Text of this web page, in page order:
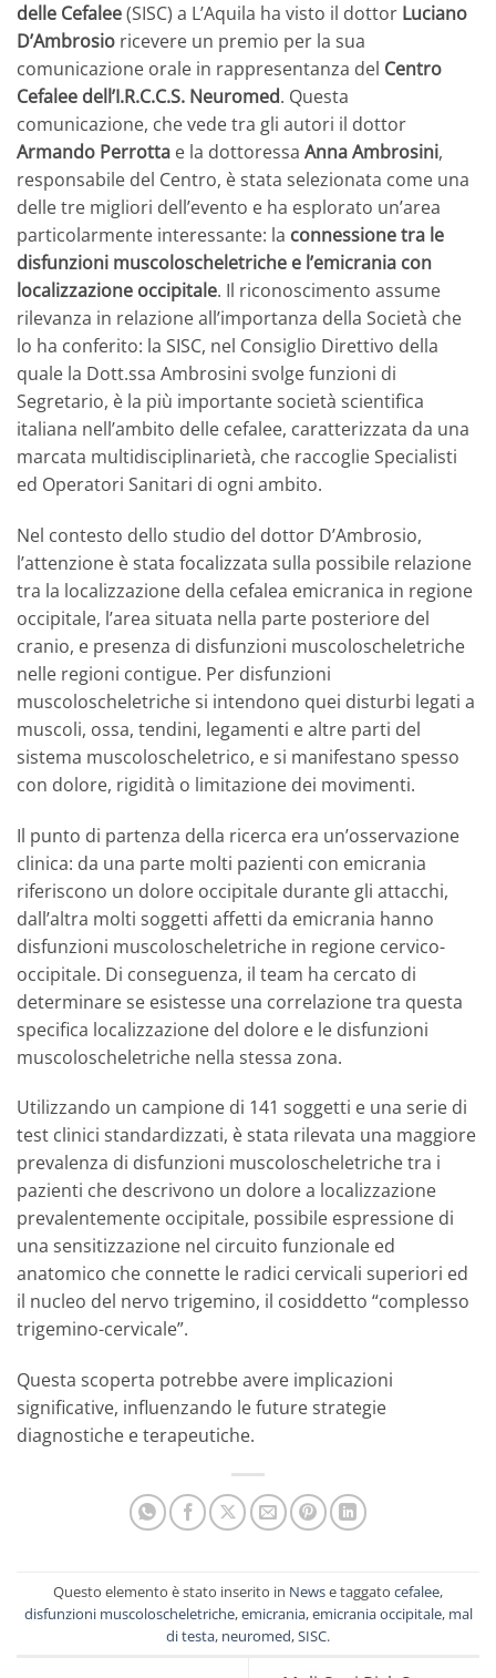
delle Cefalee(SISC) a L’Aquila ha visto il dottor Luciano
D’Ambrosio ricevere un premio per la sua
comunicazione orale in rappresentanza del Centro
Cefalee dell’I.R.C.C.S. Neuromed. Questa
comunicazione, che vede tra gli autori il dottor
Armando Perrotta e la dottoressa Anna Ambrosini,
responsabile del Centro, è stata selezionata come una
delle tre migliori dell’evento e ha esplorato un’area
particolarmente interessante: la connessione tra le
disfunzioni muscoloscheletriche e l’emicrania con
localizzazione occipitale. Il riconoscimento assume
rilevanza in relazione all’importanza della Società che
lo ha conferito: la SISC, nel Consiglio Direttivo della
quale la Dott.ssa Ambrosini svolge funzioni di
Segretario, è la più importante società scientifica
italiana nell’ambito delle cefalee, caratterizzata da una
marcata multidisciplinarietà, che raccoglie Specialisti
ed Operatori Sanitari di ogni ambito.
Nel contesto dello studio del dottor D’Ambrosio,
l’attenzione è stata focalizzata sulla possibile relazione
tra la localizzazione della cefalea emicranica in regione
occipitale, l’area situata nella parte posteriore del
cranio, e presenza di disfunzioni muscoloscheletriche
nelle regioni contigue. Per disfunzioni
muscoloscheletriche si intendono quei disturbi legati a
muscoli, ossa, tendini, legamenti e altre parti del
sistema muscoloscheletrico, e si manifestano spesso
con dolore, rigidità o limitazione dei movimenti.
Il punto di partenza della ricerca era un’osservazione
clinica: da una parte molti pazienti con emicrania
riferiscono un dolore occipitale durante gli attacchi,
dall’altra molti soggetti affetti da emicrania hanno
disfunzioni muscoloscheletriche in regione cervico-
occipitale. Di conseguenza, il team ha cercato di
determinare se esistesse una correlazione tra questa
specifica localizzazione del dolore e le disfunzioni
muscoloscheletriche nella stessa zona.
Utilizzando un campione di 141 soggetti e una serie di
test clinici standardizzati, è stata rilevata una maggiore
prevalenza di disfunzioni muscoloscheletriche tra i
pazienti che descrivono un dolore a localizzazione
prevalentemente occipitale, possibile espressione di
una sensitizzazione nel circuito funzionale ed
anatomico che connette le radici cervicali superiori ed
il nucleo del nervo trigemino, il cosiddetto “complesso
trigemino-cervicale”.
Questa scoperta potrebbe avere implicazioni
significative, influenzando le future strategie
diagnostiche e terapeutiche.
Questo elemento è stato inserito in Newse taggato cefalee,
disfunzioni muscoloscheletriche,emicrania,emicrania occipitale, mal
di testa, neuromed,SISC.